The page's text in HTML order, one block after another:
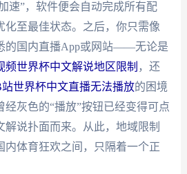
速”，软件便会自动完成所有配
化至最佳状态。之后，你只需像
的国内直播App或网站——无论是
频世界杯中文解说地区限制 ，还
世界杯中文直播无法播放的困境
灰色的“播放”按钮已经变得可点
解说扑面而来。从此，地域限制
内体育狂欢之间，只隔着一个正